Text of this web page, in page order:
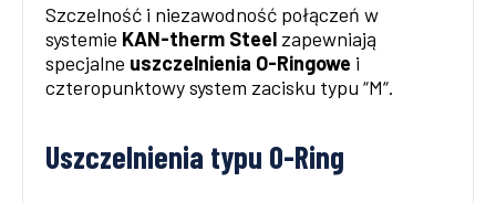
Szczelność i niezawodność połączeń w
systemie KAN-therm Steel zapewniają
specjalne uszczelnienia O-Ringowe i
czteropunktowy system zacisku typu “M“.
Uszczelnienia typu O-Ring